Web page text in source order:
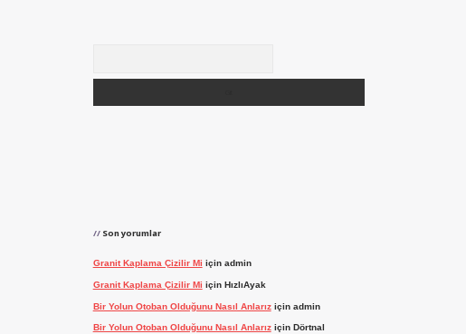
Son yorumlar
Granit Kaplama Çizilir Mi için admin
Granit Kaplama Çizilir Mi için HızlıAyak
Bir Yolun Otoban Olduğunu Nasıl Anlarıziçin admin
Bir Yolun Otoban Olduğunu Nasıl Anlarıziçin Dörtnal